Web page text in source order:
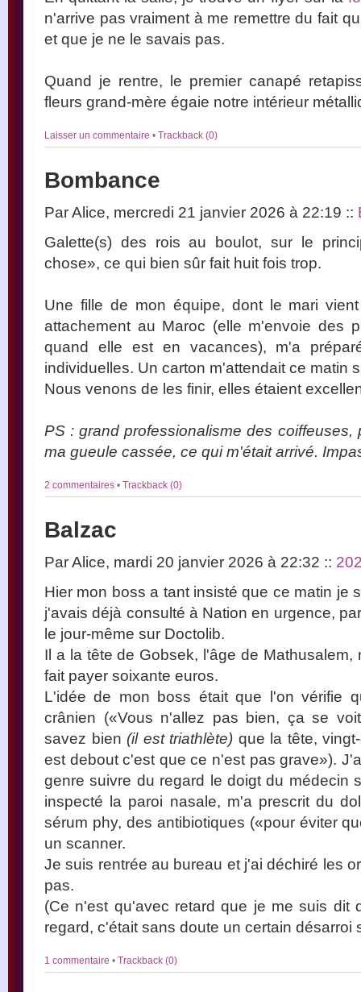
n'arrive pas vraiment à me remettre du fait
et que je ne le savais pas.
Quand je rentre, le premier canapé
fleurs grand-mère égaie notre intérieur
Laisser un commentaire • Trackback (0)
Bombance
Par Alice, mercredi 21 janvier 2026 à 22:19 ::
Galette(s) des rois au boulot, sur le
chose», ce qui bien sûr fait huit fois trop.
Une fille de mon équipe, dont le mari
attachement au Maroc (elle m'envoie des
quand elle est en vacances), m'a
individuelles. Un carton m'attendait ce matin
Nous venons de les finir, elles étaient
PS : grand professionalisme des
ma gueule cassée, ce qui m'était arrivé.
2 commentaires • Trackback (0)
Balzac
Par Alice, mardi 20 janvier 2026 à 22:32 ::
Hier mon boss a tant insisté que ce matin je
j'avais déjà consulté à Nation en urgence,
le jour-même sur Doctolib.
Il a la tête de Gobsek, l'âge de
fait payer soixante euros.
L'idée de mon boss était que l'on vérifie
crânien («Vous n'allez pas bien, ça se
savez bien (il est triathlète) que la tête,
est debout c'est que ce n'est pas grave»).
genre suivre du regard le doigt du médecin
inspecté la paroi nasale, m'a prescrit du
sérum phy, des antibiotiques («pour éviter
un scanner.
Je suis rentrée au bureau et j'ai déchiré les
pas.
(Ce n'est qu'avec retard que je me suis dit
regard, c'était sans doute un certain désarroi
1 commentaire • Trackback (0)